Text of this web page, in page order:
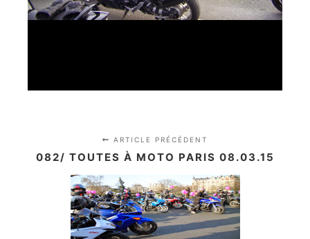
ARTICLE PRÉCÉDENT
082/ TOUTES À MOTO PARIS 08.03.15